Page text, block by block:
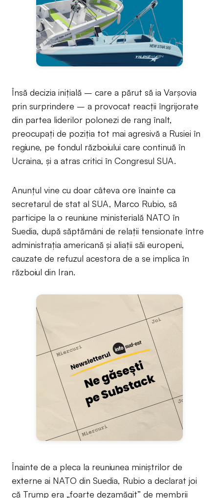
Însă decizia inițială – care a părut să ia Varșovia
prin surprindere – a provocat reacții îngrijorate
din partea liderilor polonezi de rang înalt,
preocupați de poziția tot mai agresivă a Rusiei în
regiune, pe fondul războiului care continuă în
Ucraina, și a atras critici în Congresul SUA.
Anunțul vine cu doar câteva ore înainte ca
secretarul de stat al SUA, Marco Rubio, să
participe la o reuniune ministerială NATO în
Suedia, după săptămâni de relații tensionate între
administrația americană și aliații săi europeni,
cauzate de refuzul acestora de a se implica în
războiul din Iran.
Înainte de a pleca la reuniunea miniștrilor de
externe ai NATO din Suedia, Rubio a declarat joi
că Trump era „foarte dezamăgit” de membrii